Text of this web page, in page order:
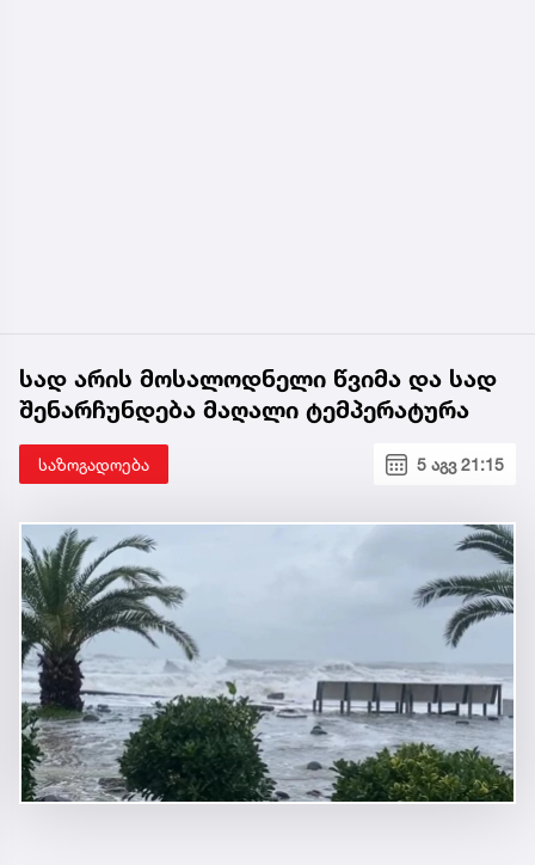
სად არის მოსალოდნელი წვიმა და სად
შენარჩუნდება მაღალი ტემპერატურა
საზოგადოება 5 აგვ 21:15